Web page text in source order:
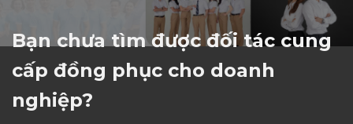
Bạn chưa tìm được đối tác cung
cấp đồng phục cho doanh
nghiệp?